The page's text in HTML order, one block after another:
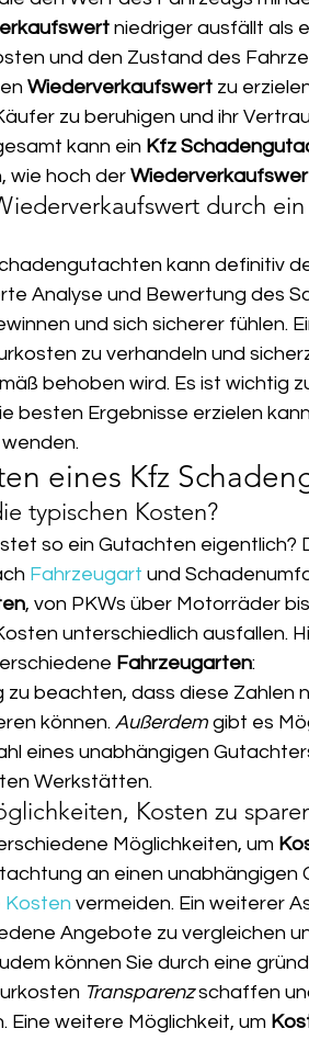
niedriger ausfällt als
und den Zustand des
Wiederverkaufswert zu
zu beruhigen und ihr
kann ein Kfz
wie hoch der
durch
kann definitiv
Analyse und Bewertung des
und sich sicherer fühlen.
zu verhandeln und
behoben wird. Es ist wichtig
besten Ergebnisse erzielen
eines Kfz
typischen Kosten?
so ein Gutachten
Fahrzeugart und
, von PKWs über Motorräder
unterschiedlich ausfallen.
Fahrzeugarten:
zu beachten, dass diese Zahlen
können. Außerdem gibt es
eines unabhängigen
Werkstätten.
Kosten zu
Möglichkeiten, um
an einen unabhängigen
Kosten vermeiden. Ein weiterer
Angebote zu vergleichen
können Sie durch eine
Transparenz schaffen
Eine weitere Möglichkeit, um